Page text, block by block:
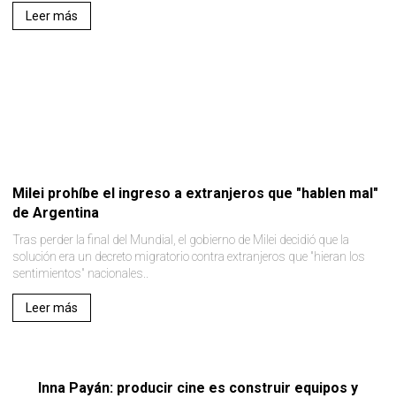
Leer más
Milei prohíbe el ingreso a extranjeros que "hablen mal"
de Argentina
Tras perder la final del Mundial, el gobierno de Milei decidió que la
solución era un decreto migratorio contra extranjeros que "hieran los
sentimientos" nacionales..
Leer más
Inna Payán: producir cine es construir equipos y